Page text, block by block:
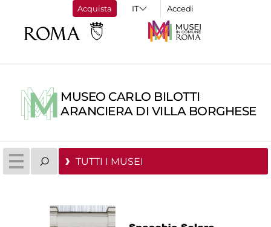
Acquista Accedi
MUSEO CARLO BILOTTI
ARANCIERA DI VILLA BORGHESE
TUTTI I MUSEI